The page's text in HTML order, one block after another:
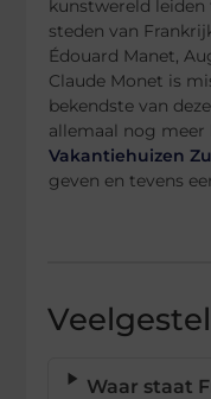
kunstwereld
steden van
Édouard Manet,
Claude Monet is
bekendste van
allemaal nog meer
Vakantiehuizen
geven en tevens
Waar staat